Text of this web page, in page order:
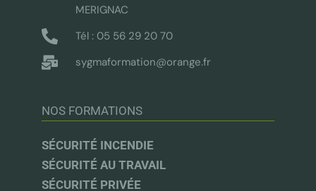
MERIGNAC
Tél : 05 56 29 20 70
sygmaformation@orange.fr
NOS FORMATIONS
SÉCURITÉ INCENDIE
SÉCURITÉ AU TRAVAIL
SÉCURITÉ PRIVÉE